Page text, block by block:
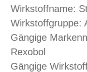
Wirkstoffname:
Wirkstoffgruppe:
Gängige
Rexobol
Gängige